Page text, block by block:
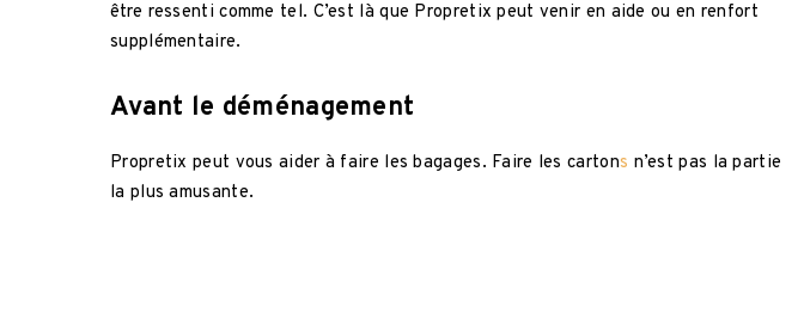
être ressenti comme tel. C’est là que Propretix peut venir en aide ou en renfort
supplémentaire.
Avant le déménagement
Propretix peut vous aider à faire les bagages. Faire les cartons n’est pas la partie
la plus amusante.